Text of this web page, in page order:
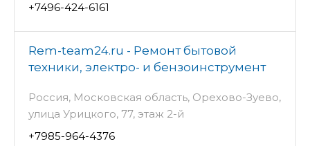
+7496-424-6161
Rem-team24.ru - Ремонт бытовой
техники, электро- и бензоинструмент
Россия, Московская область, Орехово-Зуево,
улица Урицкого, 77, этаж 2-й
+7985-964-4376